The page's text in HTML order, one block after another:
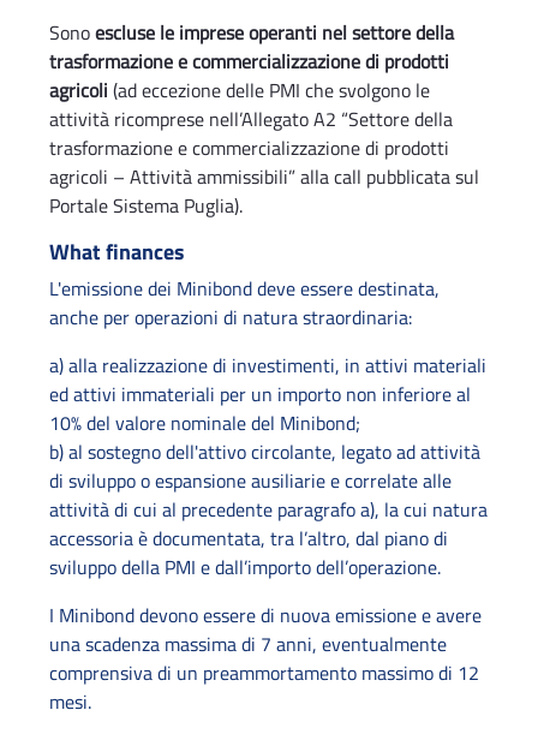
Sonoescluse le imprese operanti nel settore della
trasformazione e commercializzazione di prodotti
agricoli (ad eccezione delle PMI che svolgono le
attività ricomprese nell’Allegato A2 “Settore della
trasformazione e commercializzazione di prodotti
agricoli – Attività ammissibili” alla call pubblicata sul
Portale Sistema Puglia).
What finances
L'emissione dei Minibond deve essere destinata,
anche per operazioni di natura straordinaria:
a) alla realizzazione di investimenti, in attivi materiali
ed attivi immateriali per un importo non inferiore al
10% del valore nominale del Minibond;
b) al sostegno dell'attivo circolante, legato ad attività
di sviluppo o espansione ausiliarie e correlate alle
attività di cui al precedente paragrafo a), la cui natura
accessoria è documentata, tra l’altro, dal piano di
sviluppo della PMI e dall’importo dell’operazione.
I Minibond devono essere di nuova emissione e avere
una scadenza massima di 7 anni, eventualmente
comprensiva di un preammortamento massimo di 12
mesi.